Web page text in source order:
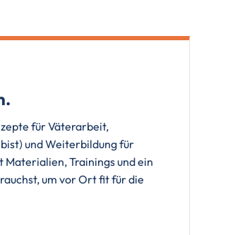
für Väterarbeit,
und Weiterbildung für
Trainings und ein
um vor Ort fit für die